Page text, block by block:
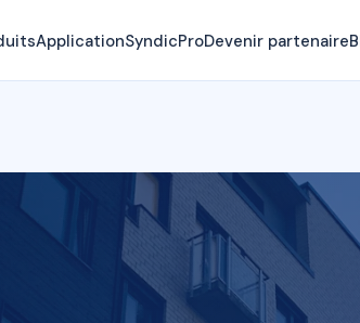
ApplicationSyndicProDevenir partenaire